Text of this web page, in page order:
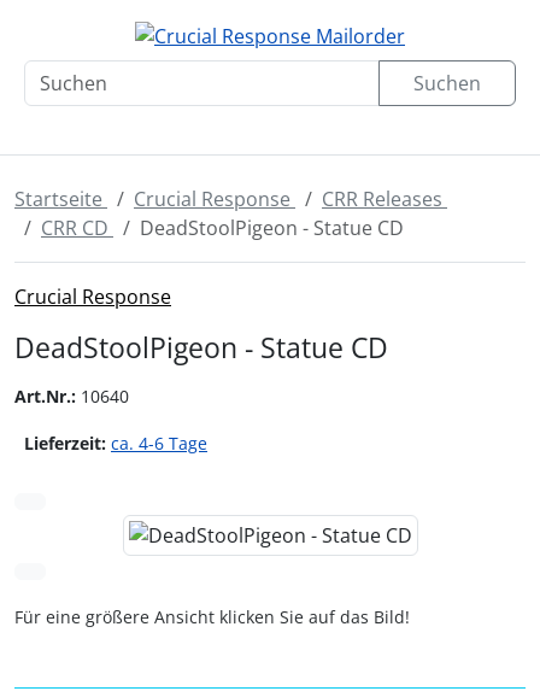
Sprungnavigation
Springe zur Navigation Springe zum Inhalt
Suchen
Startseite Crucial Response
CRR Releases
CRR CD
DeadStoolPigeon - Statue CD
Crucial Response
DeadStoolPigeon - Statue CD
Art.Nr.: 10640
Lieferzeit: ca. 4-6 Tage
Für eine größere Ansicht klicken Sie auf das Bild!